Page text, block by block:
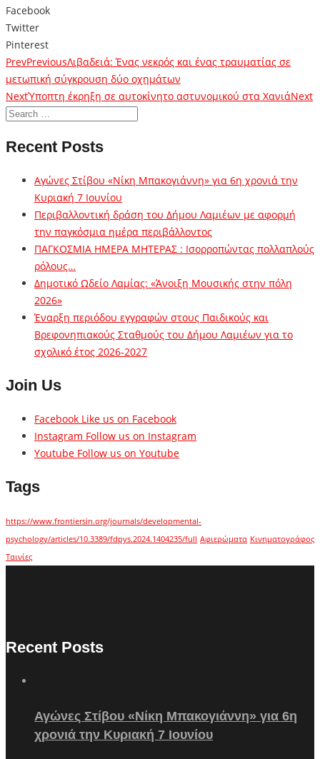
Facebook
Twitter
Pinterest
PrevPreviousΛιβαδειά: Ένας νεκρός και ένας τραυματίας σε
μετωπική σύγκρουση δύο οχημάτων
NextΎποπτη έκρηξη σε αυτοκίνητο αστυνομικού στα ΧανιάNext
Recent Posts
Αγώνες Στίβου «Νίκη Μπακογιάννη» για 6η χρονιά την
Κυριακή 7 Ιουνίου
Περιβαλλοντική δράση του Δήμου Λαμιέων με αφορμή
την παγκόσμια ημέρα περιβάλλοντος
ΠΑΓΚΟΣΜΙΑ ΗΜΕΡΑ ΜΗΤΕΡΑΣ : Ισορροπώντας πολλαπλούς
ρόλους…
Δημοτικό Ωδείο Λαμίας: «Άνοιξη Μουσικής στην πόλη
2026»
Έναρξη περιόδου εγγραφών στους Παιδικούς και
Βρεφονηπιακούς Σταθμούς του Δήμου Λαμιέων για το
σχολικό έτος 2026-2027
Join Us
Facebook Like us on Facebook
Instagram Follow us on Instagram
Youtube Follow us on Youtube
Tags
https://www.frontiersin.org/journals/developmental-
psychology/articles/10.3389/fdpys.2024.1404235/full Αφιερώματα Κινηματογράφος
Ταινίες
Recent Posts
Αγώνες Στίβου «Νίκη Μπακογιάννη» για 6η
χρονιά την Κυριακή 7 Ιουνίου